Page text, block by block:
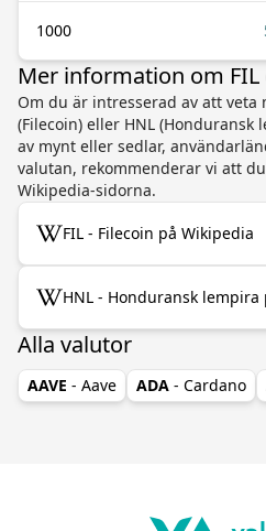
1000
Mer information om FIL
Om du är intresserad av att veta
(Filecoin) eller HNL
av mynt eller sedlar,
valutan, rekommenderar vi att
Wikipedia-sidorna.
FIL - Filecoin på Wikipedia
HNL - Honduransk lempira
Alla valutor
AAVE - Aave ADA - Cardano